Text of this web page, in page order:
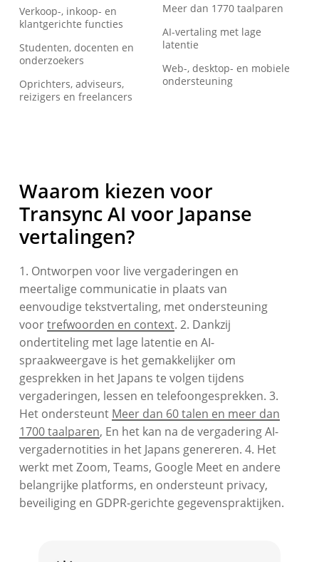
Verkoop-, inkoop- en
klantgerichte functies
Studenten, docenten en
onderzoekers
Oprichters, adviseurs,
reizigers en freelancers
Meer dan 1770 taalparen
AI-vertaling met lage
latentie
Web-, desktop- en mobiele
ondersteuning
Waarom kiezen voor
Transync AI voor Japanse
vertalingen?
1. Ontworpen voor live vergaderingen en
meertalige communicatie in plaats van
eenvoudige tekstvertaling, met ondersteuning
voortrefwoorden en context. 2. Dankzij
ondertiteling met lage latentie en AI-
spraakweergave is het gemakkelijker om
gesprekken in het Japans te volgen tijdens
vergaderingen, lessen en telefoongesprekken. 3.
Het ondersteunt Meer dan 60 talen en meer dan
1700 taalparen, En het kan na de vergadering AI-
vergadernotities in het Japans genereren. 4. Het
werkt met Zoom, Teams, Google Meet en andere
belangrijke platforms, en ondersteunt privacy,
beveiliging en GDPR-gerichte gegevenspraktijken.